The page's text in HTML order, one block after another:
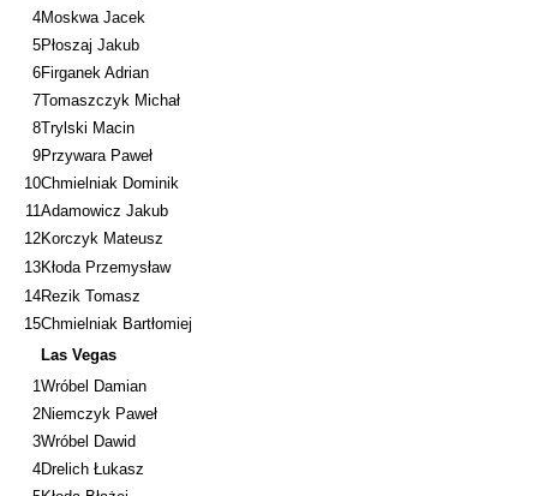
4Moskwa Jacek
5Płoszaj Jakub
6Firganek Adrian
7Tomaszczyk Michał
8Trylski Macin
9Przywara Paweł
10Chmielniak Dominik
11 Adamowicz Jakub
12Korczyk Mateusz
13Kłoda Przemysław
14Rezik Tomasz
15Chmielniak Bartłomiej
Las Vegas
1 Wróbel Damian
2Niemczyk Paweł
3Wróbel Dawid
4Drelich Łukasz